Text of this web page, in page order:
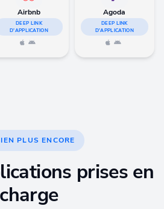
Airbnb
DEEP LINK
D'APPLICATION
Agoda
DEEP LINK
D'APPLICATION
PLUS ENCORE
prises en
charge